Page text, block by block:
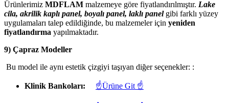
Ürünlerimiz MDFLAM malzemeye göre fiyatlandırılmıştır. Lake
cila, akrilik kaplı panel, boyalı panel, laklı panel gibi farklı yüzey
uygulamaları talep edildiğinde, bu malzemeler için yeniden
fiyatlandırma yapılmaktadır.
9) Çapraz Modeller
Bu model ile aynı estetik çizgiyi taşıyan diğer seçenekler: :
Klinik Bankoları: ☝Ürüne Git ☝